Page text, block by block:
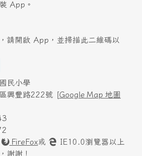
App。
請開啟 App，並掃描此二維碼以
民小學
興豐路222號 [Google Map 地圖
FireFox或
IE10.0瀏覽器以上
謝謝！